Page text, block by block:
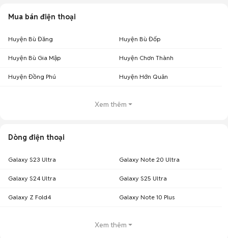
Mua bán điện thoại
Huyện Bù Đăng Huyện Bù Đốp
Huyện Bù Gia Mập Huyện Chơn Thành
Huyện Đồng Phú Huyện Hớn Quản
Xem thêm
Dòng điện thoại
Galaxy S23 Ultra Galaxy Note 20 Ultra
Galaxy S24 Ultra Galaxy S25 Ultra
Galaxy Z Fold4 Galaxy Note 10 Plus
Xem thêm